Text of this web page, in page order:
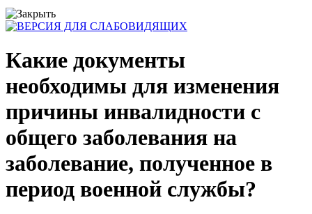
Какие документы
необходимы для изменения
причины инвалидности с
общего заболевания на
заболевание, полученное в
период военной службы?